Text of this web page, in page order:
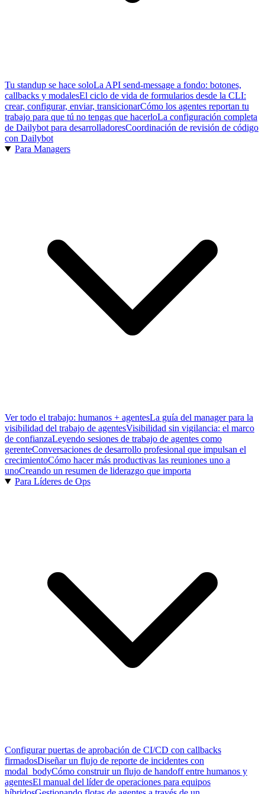
Tu standup se hace soloLa API send-message a fondo: botones,
callbacks y modalesEl ciclo de vida de formularios desde la CLI:
crear, configurar, enviar, transicionarCómo los agentes reportan tu
trabajo para que tú no tengas que hacerloLa configuración completa
de Dailybot para desarrolladoresCoordinación de revisión de código
con Dailybot
Para Managers
Ver todo el trabajo: humanos + agentesLa guía del manager para la
visibilidad del trabajo de agentesVisibilidad sin vigilancia: el marco
de confianzaLeyendo sesiones de trabajo de agentes como
gerenteConversaciones de desarrollo profesional que impulsan el
crecimientoCómo hacer más productivas las reuniones uno a
unoCreando un resumen de liderazgo que importa
Para Líderes de Ops
Configurar puertas de aprobación de CI/CD con callbacks
firmadosDiseñar un flujo de reporte de incidentes con
modal_bodyCómo construir un flujo de handoff entre humanos y
agentesEl manual del líder de operaciones para equipos